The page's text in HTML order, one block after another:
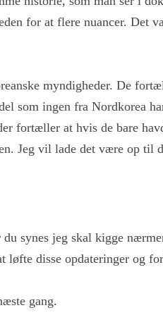
for at flere nuancer. Det
myndigheder. De
som ingen fra Nordkorea
fortæller at hvis de bare
Jeg vil lade det være op til
synes jeg skal kigge
disse opdateringer og
gang.